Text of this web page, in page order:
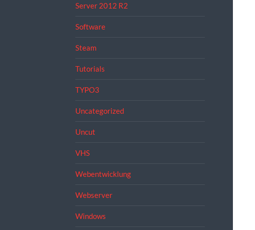
Server 2012 R2
Software
Steam
Tutorials
TYPO3
Uncategorized
Uncut
VHS
Webentwicklung
Webserver
Windows